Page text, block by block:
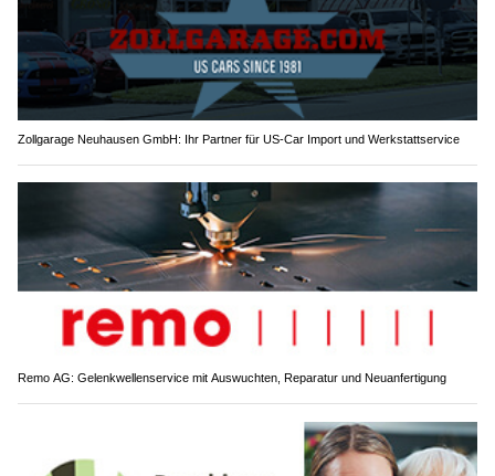
Zollgarage Neuhausen GmbH: Ihr Partner für US-Car Import und Werkstattservice
Remo AG: Gelenkwellenservice mit Auswuchten, Reparatur und Neuanfertigung